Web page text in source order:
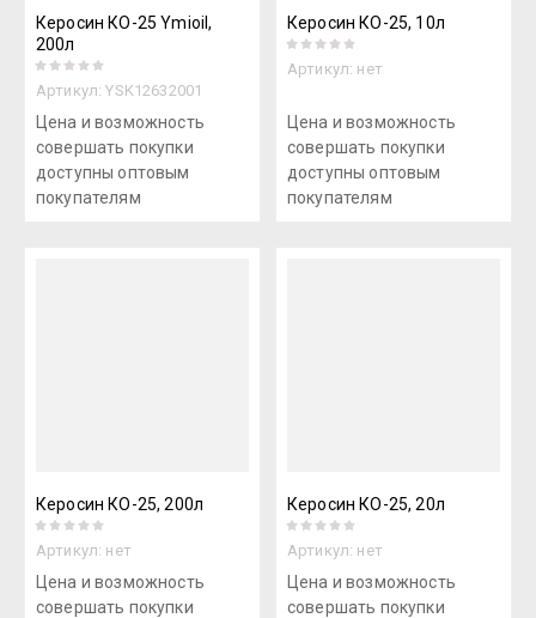
Керосин КО-25 Ymioil,
200л
Артикул: YSK12632001
Цена и возможность
совершать покупки
доступны оптовым
покупателям
Керосин КО-25, 10л
Артикул: нет
Цена и возможность
совершать покупки
доступны оптовым
покупателям
Керосин КО-25, 200л
Артикул: нет
Цена и возможность
совершать покупки
Керосин КО-25, 20л
Артикул: нет
Цена и возможность
совершать покупки